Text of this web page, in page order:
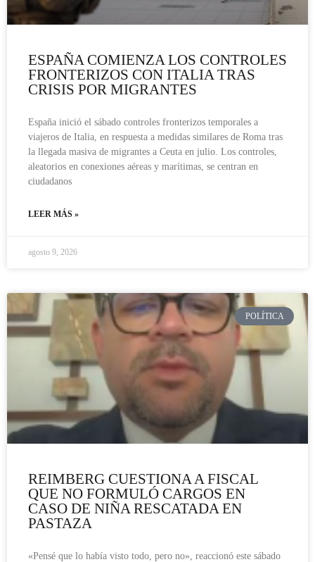
ESPAÑA COMIENZA LOS CONTROLES
FRONTERIZOS CON ITALIA TRAS
CRISIS POR MIGRANTES
España inició el sábado controles fronterizos temporales a
viajeros de Italia, en respuesta a medidas similares de Roma tras
la llegada masiva de migrantes a Ceuta en julio. Los controles,
aleatorios en conexiones aéreas y marítimas, se centran en
ciudadanos
LEER MÁS »
agosto 9, 2026
POLÍTICA
REIMBERG CUESTIONA A FISCAL
QUE NO FORMULÓ CARGOS EN
CASO DE NIÑA RESCATADA EN
PASTAZA
«Pensé que lo había visto todo, pero no», reaccionó este sábado